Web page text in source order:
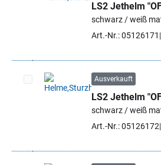
Artikel auswählen
LS2 Jethelm
schwarz / weiß
Art.-Nr.: 05126171
Artikel auswählen
Ausverkauft
LS2 Jethelm
schwarz / weiß
Art.-Nr.: 05126172